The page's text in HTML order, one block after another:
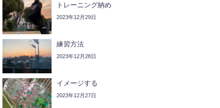
トレーニング納め
2023年12月29日
練習方法
2023年12月28日
イメージする
2023年12月27日